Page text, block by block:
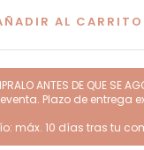
AL CARRITO